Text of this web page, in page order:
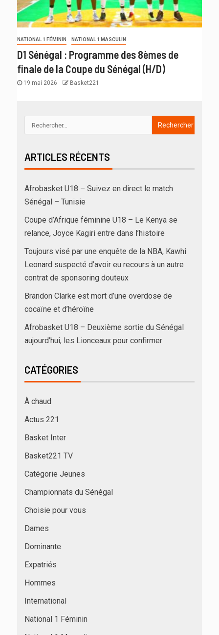
NATIONAL 1 FÉMININ NATIONAL 1 MASCULIN
D1 Sénégal : Programme des 8èmes de
finale de la Coupe du Sénégal (H/D)
19 mai 2026 Basket221
ARTICLES RÉCENTS
Afrobasket U18 – Suivez en direct le match
Sénégal – Tunisie
Coupe d’Afrique féminine U18 – Le Kenya se
relance, Joyce Kagiri entre dans l’histoire
Toujours visé par une enquête de la NBA, Kawhi
Leonard suspecté d’avoir eu recours à un autre
contrat de sponsoring douteux
Brandon Clarke est mort d’une overdose de
cocaïne et d’héroïne
Afrobasket U18 – Deuxième sortie du Sénégal
aujourd’hui, les Lionceaux pour confirmer
CATÉGORIES
À chaud
Actus 221
Basket Inter
Basket221 TV
Catégorie Jeunes
Championnats du Sénégal
Choisie pour vous
Dames
Dominante
Expatriés
Hommes
International
National 1 Féminin